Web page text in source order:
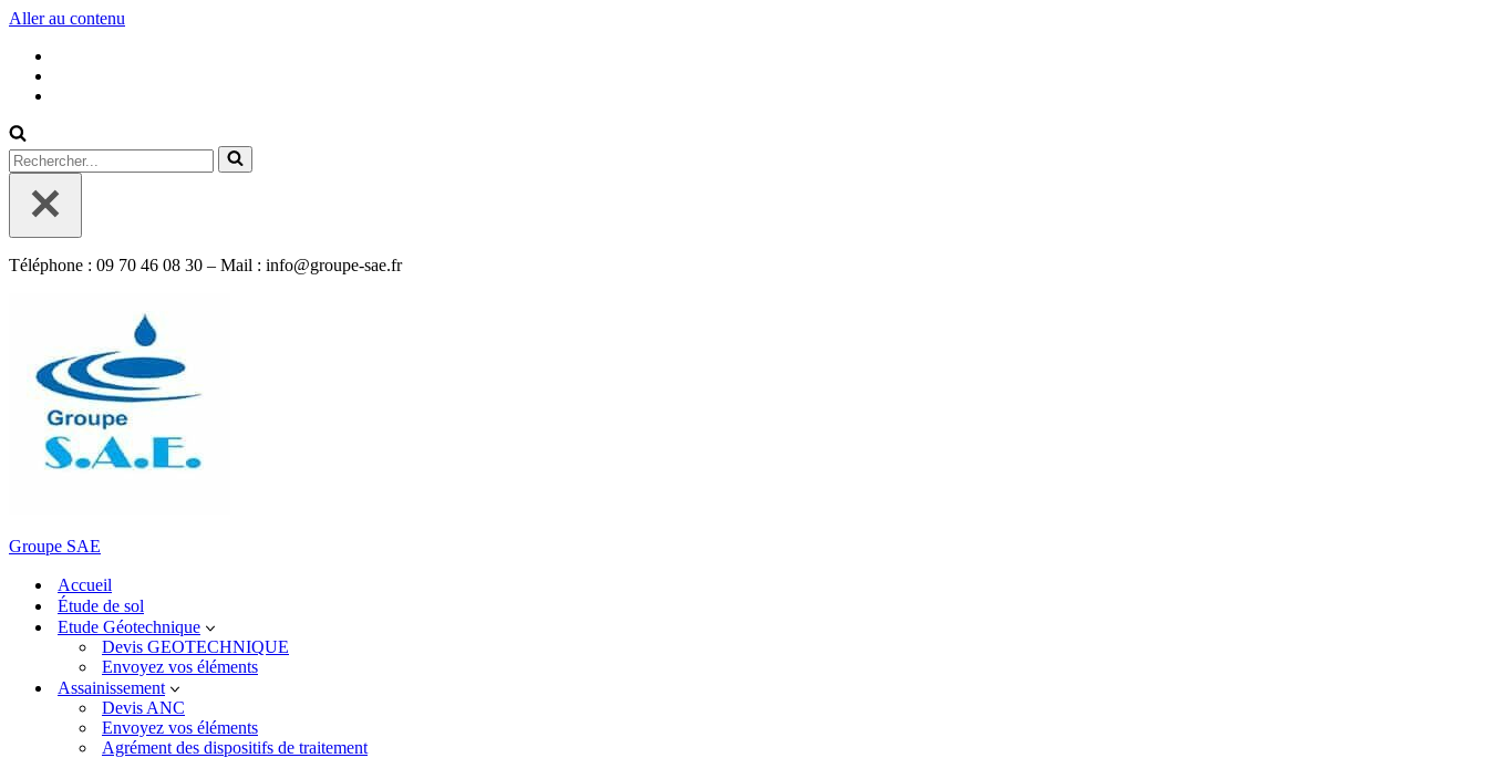
Aller au contenu
Rechercher...
Téléphone : 09 70 46 08 30 – Mail : info@groupe-sae.fr
Groupe SAE
Accueil
Étude de sol
Etude Géotechnique
Devis GEOTECHNIQUE
Envoyez vos éléments
Assainissement
Devis ANC
Envoyez vos éléments
Agrément des dispositifs de traitement